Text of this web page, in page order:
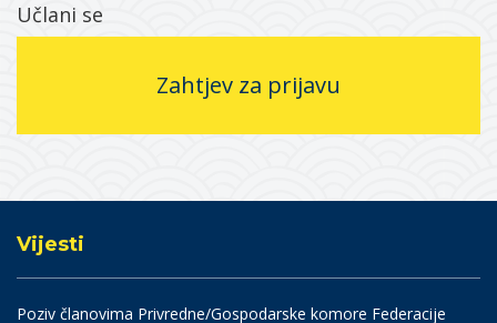
Učlani se
Zahtjev za prijavu
Vijesti
Poziv članovima Privredne/Gospodarske komore Federacije